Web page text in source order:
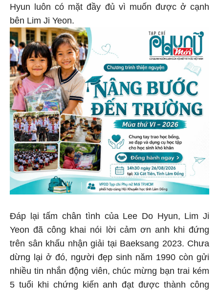
Hyun luôn có mặt đầy đủ vì muốn được ở cạnh
bên Lim Ji Yeon.
Đáp lại tấm chân tình của Lee Do Hyun, Lim Ji
Yeon đã công khai nói lời cảm ơn anh khi đứng
trên sân khấu nhận giải tại Baeksang 2023. Chưa
dừng lại ở đó, người đẹp sinh năm 1990 còn gửi
nhiều tin nhắn động viên, chúc mừng bạn trai kém
5 tuổi khi chứng kiến anh đạt được thành công